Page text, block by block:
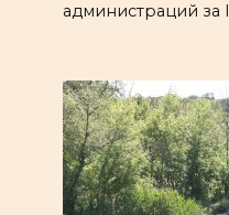
администраций за I